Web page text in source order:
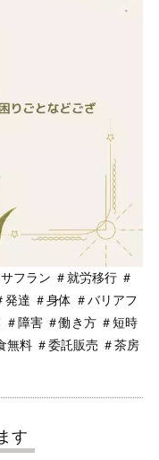
フラン ＃就労移行 ＃
達 ＃身体 ＃バリアフ
＃障害 ＃働き方 ＃短時
無料 ＃委託販売 ＃茶房
す